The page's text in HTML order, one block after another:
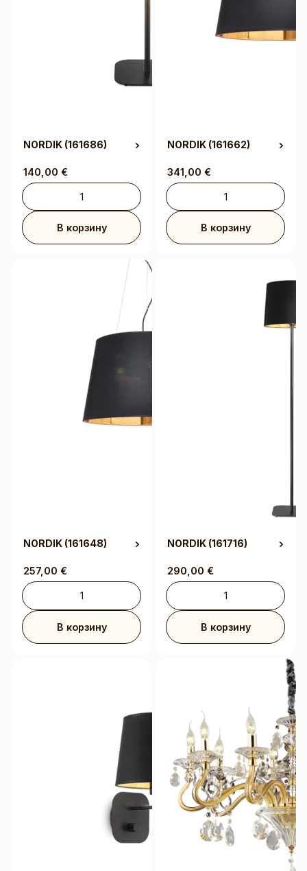
NORDIK (161686)
140,00 €
В корзину
NORDIK (161662)
341,00 €
В корзину
NORDIK (161648)
257,00 €
В корзину
NORDIK (161716)
290,00 €
В корзину